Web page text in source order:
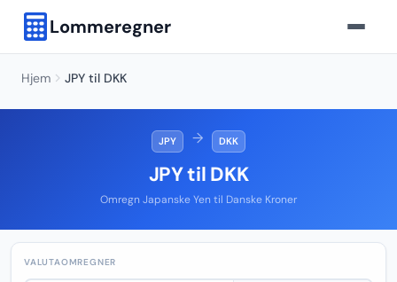
Lommeregner
Hjem JPY til DKK
JPY → DKK
JPY til DKK
Omregn Japanske Yen til Danske Kroner
VALUTAOMREGNER